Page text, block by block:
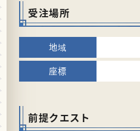
受注場所
前提クエスト